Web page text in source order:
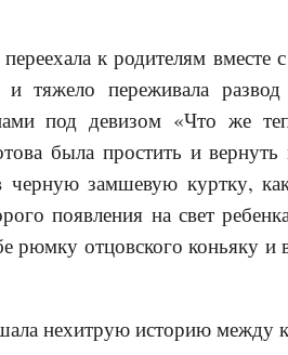
к родителям
тяжело переживала
под девизом «Что же
была простить и
черную замшевую куртку,
появления на свет
рюмку отцовского коньяку и
нехитрую историю между